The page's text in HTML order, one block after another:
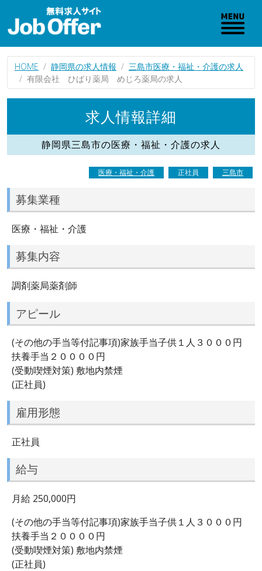
HOME 静岡県の求人情報
三島市医療・福祉・介護の求人
有限会社 ひばり薬局 めじろ薬局の求人
求人情報詳細
静岡県三島市の医療・福祉・介護の求人
医療・福祉・介護 正社員 三島市
募集業種
医療・福祉・介護
募集内容
調剤薬局薬剤師
アピール
(その他の手当等付記事項)家族手当子供１人３０００円
扶養手当２００００円
(受動喫煙対策) 敷地内禁煙
(正社員)
雇用形態
正社員
給与
月給 250,000円
(その他の手当等付記事項)家族手当子供１人３０００円
扶養手当２００００円
(受動喫煙対策) 敷地内禁煙
(正社員)